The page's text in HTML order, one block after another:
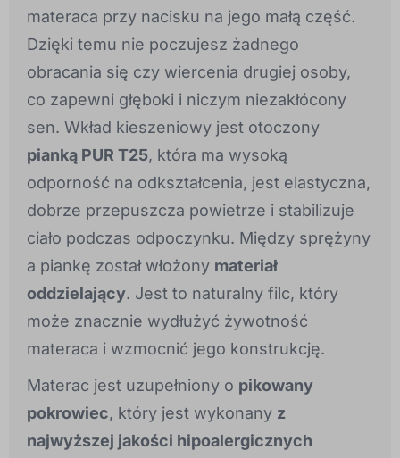
materaca przy nacisku na jego małą część.
Dzięki temu nie poczujesz żadnego
obracania się czy wiercenia drugiej osoby,
co zapewni głęboki i niczym niezakłócony
sen. Wkład kieszeniowy jest otoczony
pianką PUR T25, która ma wysoką
odporność na odkształcenia, jest elastyczna,
dobrze przepuszcza powietrze i stabilizuje
ciało podczas odpoczynku. Między sprężyny
a piankę został włożony materiał
oddzielający. Jest to naturalny filc, który
może znacznie wydłużyć żywotność
materaca i wzmocnić jego konstrukcję.
Materac jest uzupełniony o pikowany
pokrowiec, który jest wykonany z
najwyższej jakości hipoalergicznych